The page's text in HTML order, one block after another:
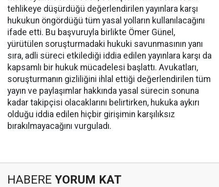
tehlikeye düşürdüğü değerlendirilen yayınlara karşı
hukukun öngördüğü tüm yasal yolların kullanılacağını
ifade etti. Bu başvuruyla birlikte Ömer Günel,
yürütülen soruşturmadaki hukuki savunmasının yanı
sıra, adli süreci etkilediği iddia edilen yayınlara karşı da
kapsamlı bir hukuk mücadelesi başlattı. Avukatları,
soruşturmanın gizliliğini ihlal ettiği değerlendirilen tüm
yayın ve paylaşımlar hakkında yasal sürecin sonuna
kadar takipçisi olacaklarını belirtirken, hukuka aykırı
olduğu iddia edilen hiçbir girişimin karşılıksız
bırakılmayacağını vurguladı.
HABERE YORUM KAT